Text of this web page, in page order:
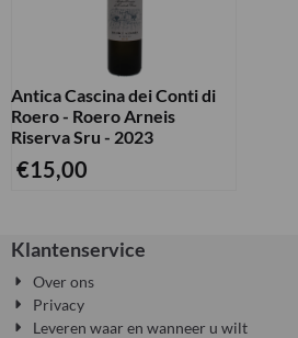
Antica Cascina dei Conti di
Roero - Roero Arneis
Riserva Sru - 2023
€15,00
Klantenservice
Over ons
Privacy
Leveren waar en wanneer u wilt